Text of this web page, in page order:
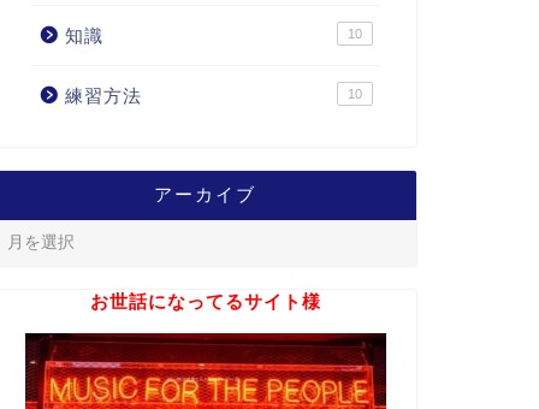
知識 10
練習方法 10
アーカイブ
お世話になってるサイト様